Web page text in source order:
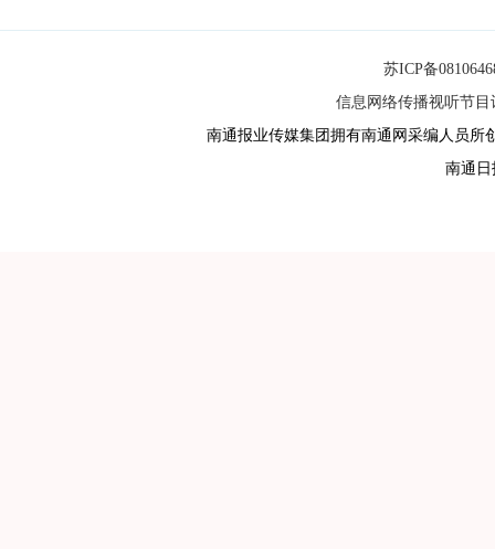
苏ICP备
信息网络传播视听节目
南通报业传媒集团拥有南通网采编人员所
南通日